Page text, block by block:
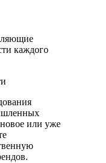
каждого
или уже